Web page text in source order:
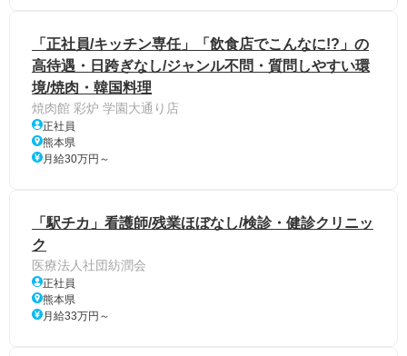
「正社員/キッチン専任」「飲食店でこんなに!?」の
高待遇・日跨ぎなし/ジャンル不問・質問しやすい環
境/焼肉・韓国料理
焼肉館 彩炉 学園大通り店
正社員
熊本県
月給30万円～
「駅チカ」看護師/残業ほぼなし/検診・健診クリニッ
ク
医療法人社団紡潤会
正社員
熊本県
月給33万円～